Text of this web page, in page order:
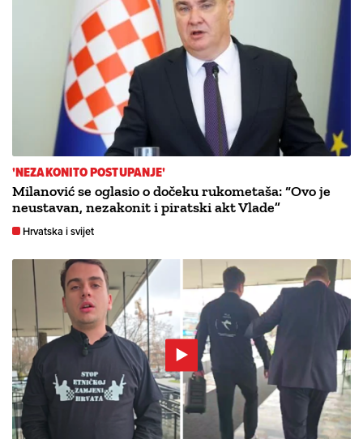
'NEZAKONITO POSTUPANJE'
Milanović se oglasio o dočeku rukometaša: “Ovo je
neustavan, nezakonit i piratski akt Vlade”
Hrvatska i svijet